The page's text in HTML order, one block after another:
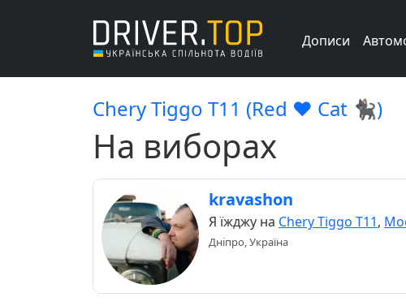
Дописи
Chery Tiggo Т11 (Red ♥️ Cat 🐈‍⬛)
На виборах
kravashon
Я їжджу на Chery Tiggo Т11,
Дніпро, Україна